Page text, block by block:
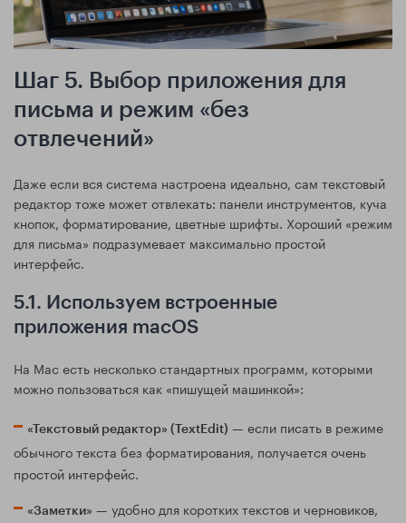
Шаг 5. Выбор приложения для
письма и режим «без
отвлечений»
Даже если вся система настроена идеально, сам текстовый
редактор тоже может отвлекать: панели инструментов, куча
кнопок, форматирование, цветные шрифты. Хороший «режим
для письма» подразумевает максимально простой
интерфейс.
5.1. Используем встроенные
приложения macOS
На Mac есть несколько стандартных программ, которыми
можно пользоваться как «пишущей машинкой»:
«Текстовый редактор» (TextEdit) — если писать в режиме
обычного текста без форматирования, получается очень
простой интерфейс.
«Заметки» — удобно для коротких текстов и черновиков,